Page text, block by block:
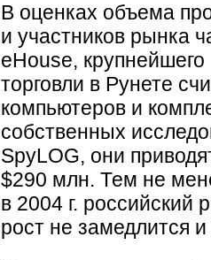
В оценках объема
и участников рынка
eHouse, крупнейшего
торговли в Рунете
компьютеров и
собственных
SpyLOG, они
$290 млн. Тем не
в 2004 г. российский
рост не замедлится